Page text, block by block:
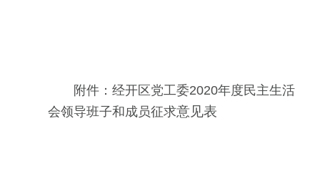
附件：经开区党工委2020年度民主生活
会领导班子和成员征求意见表